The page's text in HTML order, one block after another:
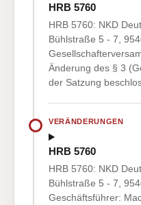
HRB 5760
HRB 5760: NKD
Bühlstraße 5 - 7,
Änderung des § 3
der Satzung
VERÄNDERUNGEN
HRB 5760
HRB 5760: NKD
Bühlstraße 5 - 7,
Geschäftsführer: